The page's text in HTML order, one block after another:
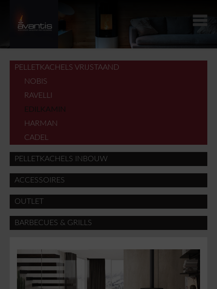
PELLETKACHELS VRIJSTAAND
NOBIS
RAVELLI
EDILKAMIN
HARMAN
CADEL
PELLETKACHELS INBOUW
ACCESSOIRES
OUTLET
BARBECUES & GRILLS